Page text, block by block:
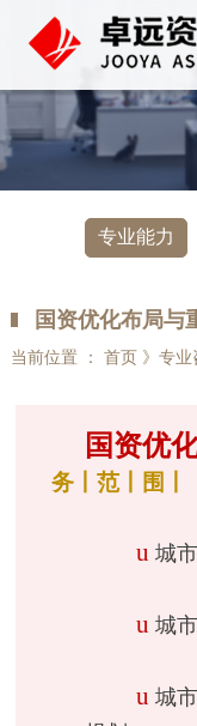
专业能力
国资优化布局与
当前位置 ： 首页 》专业
国资优
务丨范丨围丨
u 城
u 城
u 城